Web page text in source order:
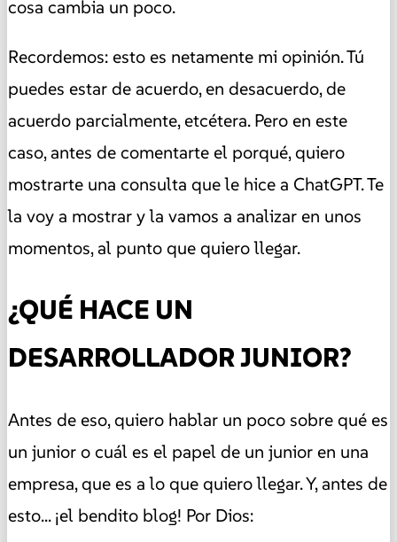
cosa cambia un poco.
Recordemos: esto es netamente mi opinión. Tú
puedes estar de acuerdo, en desacuerdo, de
acuerdo parcialmente, etcétera. Pero en este
caso, antes de comentarte el porqué, quiero
mostrarte una consulta que le hice a ChatGPT. Te
la voy a mostrar y la vamos a analizar en unos
momentos, al punto que quiero llegar.
¿QUÉ HACE UN
DESARROLLADOR JUNIOR?
Antes de eso, quiero hablar un poco sobre qué es
un junior o cuál es el papel de un junior en una
empresa, que es a lo que quiero llegar. Y, antes de
esto... ¡el bendito blog! Por Dios: